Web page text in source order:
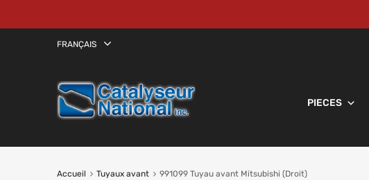
FRANÇAIS
PIECES
Accueil Tuyaux avant 991099 Tuyau avant Mitsubishi (Droit)